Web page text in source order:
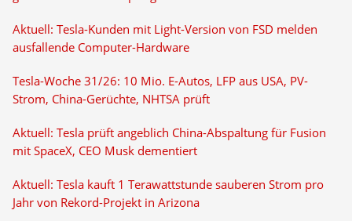
Aktuell: Tesla-Kunden mit Light-Version von FSD melden
ausfallende Computer-Hardware
Tesla-Woche 31/26: 10 Mio. E-Autos, LFP aus USA, PV-
Strom, China-Gerüchte, NHTSA prüft
Aktuell: Tesla prüft angeblich China-Abspaltung für Fusion
mit SpaceX, CEO Musk dementiert
Aktuell: Tesla kauft 1 Terawattstunde sauberen Strom pro
Jahr von Rekord-Projekt in Arizona